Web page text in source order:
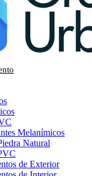
Melanímicos
Natural
de Exterior